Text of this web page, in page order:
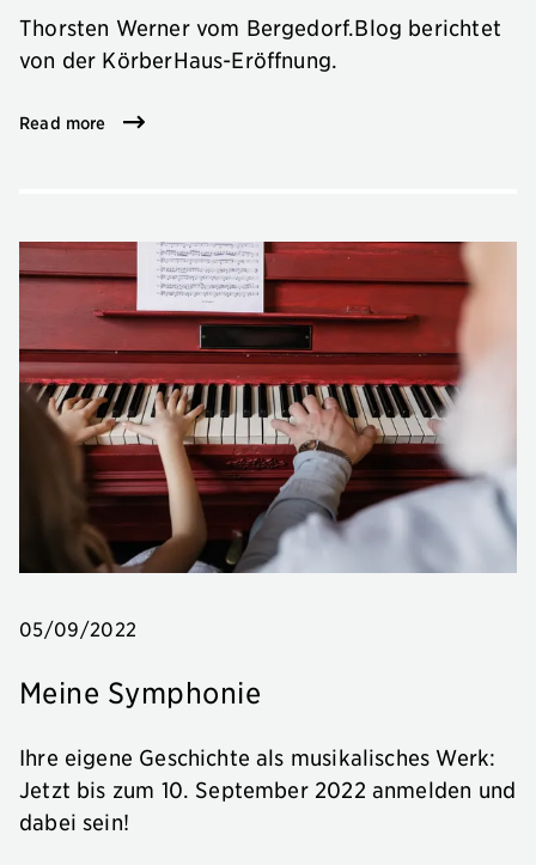
Thorsten Werner vom Bergedorf.Blog berichtet
von der KörberHaus-Eröffnung.
Read more
05/09/2022
Meine Symphonie
Ihre eigene Geschichte als musikalisches Werk:
Jetzt bis zum 10. September 2022 anmelden und
dabei sein!